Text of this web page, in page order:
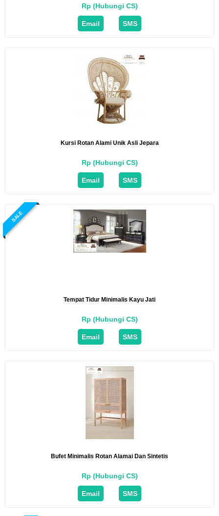
Rp (Hubungi CS)
Email SMS
Kursi Rotan Alami Unik Asli Jepara
Rp (Hubungi CS)
Email SMS
SALE
Tempat Tidur Minimalis Kayu Jati
Rp (Hubungi CS)
Email SMS
Bufet Minimalis Rotan Alamai Dan Sintetis
Rp (Hubungi CS)
Email SMS